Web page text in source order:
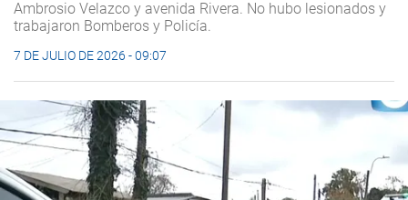
Ambrosio Velazco y avenida Rivera. No hubo lesionados y
trabajaron Bomberos y Policía.
7 DE JULIO DE 2026 - 09:07